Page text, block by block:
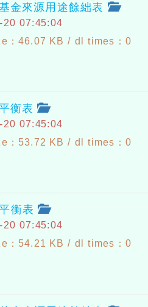
金來源用途餘絀表
20 07:45:04
：46.07 KB / dl times：0
衡表
20 07:45:04
：53.72 KB / dl times：0
衡表
20 07:45:04
：54.21 KB / dl times：0